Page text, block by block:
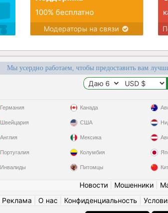
100% бесплатно
Модераторы на связи
Мы усердно работаем, чтобы предоставить вам
Германия
Швейцария
Англия
Португалия
Инвалиды
Канада
США
Мексика
Колумбия
Питомцы
Новости| Мошенники|
Реклама О нас Конфиденциальность